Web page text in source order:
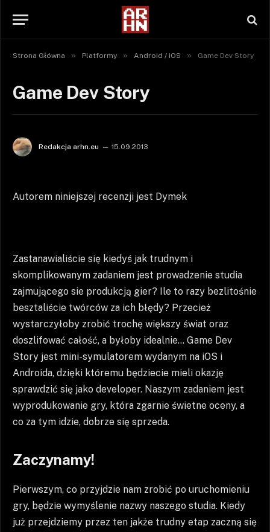
Strona Główna » Platformy » Android / iOS » Game Dev Story
Game Dev Story
Redakcja arhn.eu 15.09.2013
Autorem niniejszej recenzji jest Dymek
Zastanawialiście się kiedyś jak trudnym i
skomplikowanym zadaniem jest prowadzenie studia
zajmującego sie produkcją gier? Ile to razy bezlitośnie
besztaliście twórców za ich błędy? Przecież
wystarczyłoby zrobić trochę większy świat oraz
doszlifować całość, a byłoby idealnie… Game Dev
Story jest mini-symulatorem wydanym na iOS i
Androida, dzięki któremu będziecie mieli okazję
sprawdzić się jako developer. Naszym zadaniem jest
wyprodukowanie gry, która zgarnie świetne oceny, a
co za tym idzie, dobrze się sprzeda.
Zaczynamy!
Pierwszym, co przyjdzie nam zrobić po uruchomieniu
gry, będzie wymyślenie nazwy naszego studia. Kiedy
już przejdziemy przez ten jakże trudny etap zaczną się